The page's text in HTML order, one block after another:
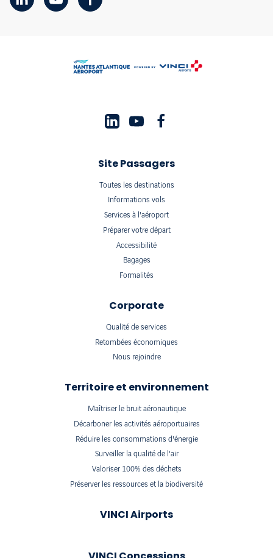
Site Passagers
Toutes les destinations
Informations vols
Services à l'aéroport
Préparer votre départ
Accessibilité
Bagages
Formalités
Corporate
Qualité de services
Retombées économiques
Nous rejoindre
Territoire et environnement
Maîtriser le bruit aéronautique
Décarboner les activités aéroportuaires
Réduire les consommations d'énergie
Surveiller la qualité de l'air
Valoriser 100% des déchets
Préserver les ressources et la biodiversité
VINCI Airports